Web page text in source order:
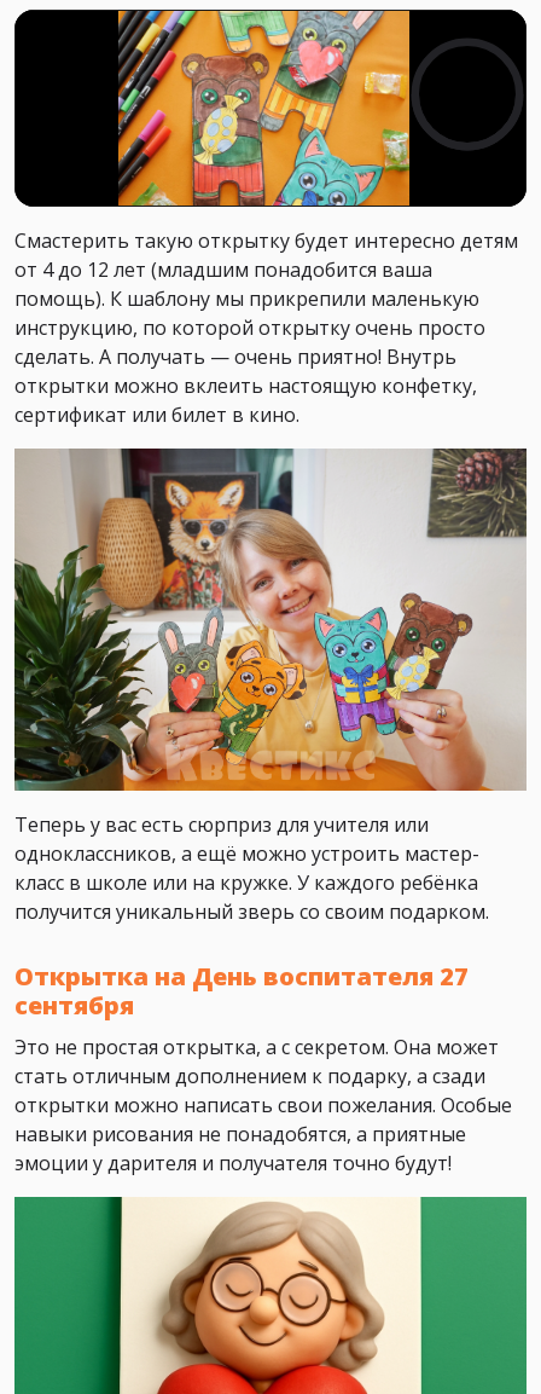
Смастерить такую открытку будет интересно детям
от 4 до 12 лет (младшим понадобится ваша
помощь). К шаблону мы прикрепили маленькую
инструкцию, по которой открытку очень просто
сделать. А получать — очень приятно! Внутрь
открытки можно вклеить настоящую конфетку,
сертификат или билет в кино.
Теперь у вас есть сюрприз для учителя или
одноклассников, а ещё можно устроить мастер-
класс в школе или на кружке. У каждого ребёнка
получится уникальный зверь со своим подарком.
Открытка на День воспитателя 27
сентября
Это не простая открытка, а с секретом. Она может
стать отличным дополнением к подарку, а сзади
открытки можно написать свои пожелания. Особые
навыки рисования не понадобятся, а приятные
эмоции у дарителя и получателя точно будут!